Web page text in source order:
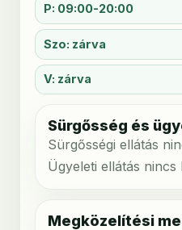
P: 09:00-20:00
Szo: zárva
V: zárva
Sürgősség és
Sürgősségi ellátás
Ügyeleti ellátás
Megközelítési